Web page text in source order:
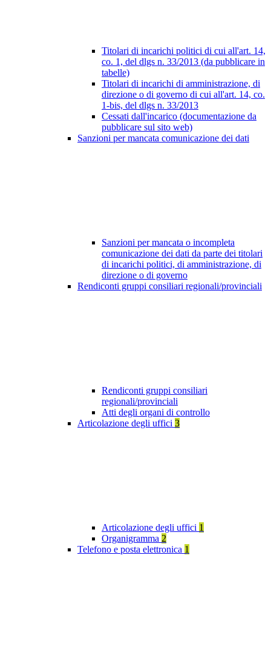
Titolari di incarichi politici di cui all'art. 14,
co. 1, del dlgs n. 33/2013 (da pubblicare in
tabelle)
Titolari di incarichi di amministrazione, di
direzione o di governo di cui all'art. 14, co.
1-bis, del dlgs n. 33/2013
Cessati dall'incarico (documentazione da
pubblicare sul sito web)
Sanzioni per mancata comunicazione dei dati
Sanzioni per mancata o incompleta
comunicazione dei dati da parte dei titolari
di incarichi politici, di amministrazione, di
direzione o di governo
Rendiconti gruppi consiliari regionali/provinciali
Rendiconti gruppi consiliari
regionali/provinciali
Atti degli organi di controllo
Articolazione degli uffici 3
Articolazione degli uffici 1
Organigramma 2
Telefono e posta elettronica 1